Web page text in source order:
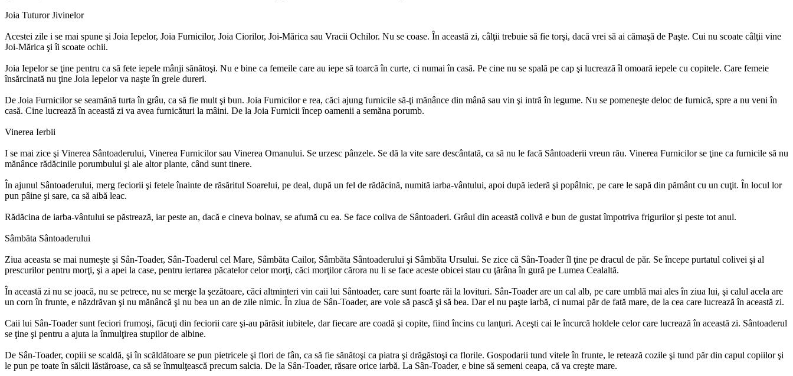
Joia Tuturor Jivinelor
Acestei zile i se mai spune şi Joia Iepelor, Joia Furnicilor, Joia Ciorilor, Joi-Mărica sau Vracii Ochilor. Nu se coase. În această zi, câlţii trebuie să fie torşi, dacă vrei să ai cămaşă de Paşte. Cui nu scoate câlţii vine
Joi-Mărica şi îi scoate ochii.
Joia Iepelor se ţine pentru ca să fete iepele mânji sănătoşi. Nu e bine ca femeile care au iepe să toarcă în curte, ci numai în casă. Pe cine nu se spală pe cap şi lucrează îl omoară iepele cu copitele. Care femeie
însărcinată nu ţine Joia Iepelor va naşte în grele dureri.
De Joia Furnicilor se seamănă turta în grâu, ca să fie mult şi bun. Joia Furnicilor e rea, căci ajung furnicile să-ţi mănânce din mână sau vin şi intră în legume. Nu se pomeneşte deloc de furnică, spre a nu veni în
casă. Cine lucrează în această zi va avea furnicături la mâini. De la Joia Furnicii încep oamenii a semăna porumb.
Vinerea Ierbii
I se mai zice şi Vinerea Sântoaderului, Vinerea Furnicilor sau Vinerea Omanului. Se urzesc pânzele. Se dă la vite sare descântată, ca să nu le facă Sântoaderii vreun rău. Vinerea Furnicilor se ţine ca furnicile să nu
mănânce rădăcinile porumbului şi ale altor plante, când sunt tinere.
În ajunul Sântoaderului, merg feciorii şi fetele înainte de răsăritul Soarelui, pe deal, după un fel de rădăcină, numită iarba-vântului, apoi după iederă şi popâlnic, pe care le sapă din pământ cu un cuţit. În locul lor
pun pâine şi sare, ca să aibă leac.
Rădăcina de iarba-vântului se păstrează, iar peste an, dacă e cineva bolnav, se afumă cu ea. Se face coliva de Sântoaderi. Grâul din această colivă e bun de gustat împotriva frigurilor şi peste tot anul.
Sâmbăta Sântoaderului
Ziua aceasta se mai numeşte şi Sân-Toader, Sân-Toaderul cel Mare, Sâmbăta Cailor, Sâmbăta Sântoaderului şi Sâmbăta Ursului. Se zice că Sân-Toader îl ţine pe dracul de păr. Se începe purtatul colivei şi al
prescurilor pentru morţi, şi a apei la case, pentru iertarea păcatelor celor morţi, căci morţilor cărora nu li se face aceste obicei stau cu ţărâna în gură pe Lumea Cealaltă.
În această zi nu se joacă, nu se petrece, nu se merge la şezătoare, căci altminteri vin caii lui Sântoader, care sunt foarte răi la lovituri. Sân-Toader are un cal alb, pe care umblă mai ales în ziua lui, şi calul acela are
un corn în frunte, e năzdrăvan şi nu mănâncă şi nu bea un an de zile nimic. În ziua de Sân-Toader, are voie să pască şi să bea. Dar el nu paşte iarbă, ci numai păr de fată mare, de la cea care lucrează în această zi.
Caii lui Sân-Toader sunt feciori frumoşi, făcuţi din feciorii care şi-au părăsit iubitele, dar fiecare are coadă şi copite, fiind încins cu lanţuri. Aceşti cai le încurcă holdele celor care lucrează în această zi. Sântoaderul
se ţine şi pentru a ajuta la înmulţirea stupilor de albine.
De Sân-Toader, copiii se scaldă, şi în scăldătoare se pun pietricele şi flori de fân, ca să fie sănătoşi ca piatra şi drăgăstoşi ca florile. Gospodarii tund vitele în frunte, le retează cozile şi tund păr din capul copiilor şi
le pun pe toate în sălcii lăstăroase, ca să se înmulţească precum salcia. De la Sân-Toader, răsare orice iarbă. La Sân-Toader, e bine să semeni ceapa, că va creşte mare.